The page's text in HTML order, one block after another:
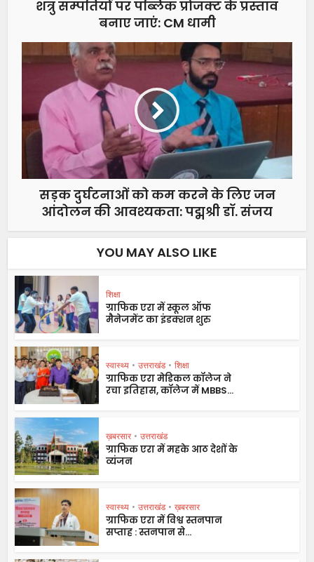
शत्रु सम्पतियों पर पब्लिक प्रोजक्ट के प्रस्ताव
बनाए जाएं: CM धामी
सड़क दुर्घटनाओं को कम करने के लिए जन
आंदोलन की आवश्यकता: पद्मश्री डॉ. संजय
YOU MAY ALSO LIKE
शिक्षा
ग्राफिक एरा में स्कूल ऑफ
मैनेजमेंट का इंडक्शन शुरु
स्वास्थ्य • उत्तराखंड • शिक्षा
ग्राफिक एरा मेडिकल कॉलेज ने
रचा इतिहास, कॉलेज में MBBS...
ख़बरसार • उत्तराखंड
ग्राफिक एरा में महके आठ देशों के
व्यंजन
स्वास्थ्य • उत्तराखंड • ख़बरसार
ग्राफिक एरा में विश्व स्तनपान
सप्ताह : स्तनपान से...